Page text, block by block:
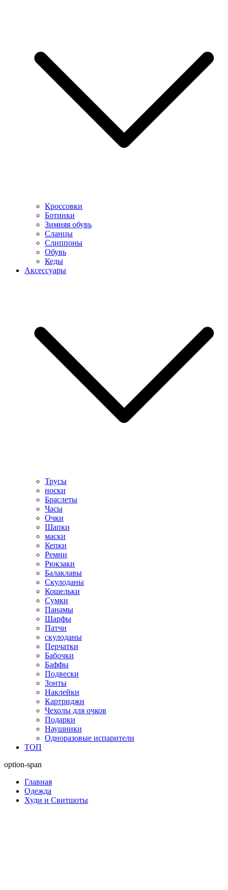
Кроссовки
Ботинки
Зимняя обувь
Сланцы
Слиппоны
Обувь
Кеды
Аксессуары
Трусы
носки
Браслеты
Часы
Очки
Шапки
маски
Кепки
Ремни
Рюкзаки
Балаклавы
Скулоданы
Кошельки
Сумки
Панамы
Шарфы
Патчи
скулоданы
Перчатки
Бабочки
Баффы
Подвески
Зонты
Наклейки
Картриджи
Чехолы для очков
Подарки
Наушники
Одноразовые испарители
ТОП
option-span
Главная
Одежда
Худи и Свитшоты